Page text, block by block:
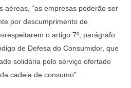
aéreas, “as empresas poderão ser
por descumprimento de
o artigo 7º, parágrafo
de Defesa do Consumidor, que
solidária pelo serviço ofertado
cadeia de consumo”.